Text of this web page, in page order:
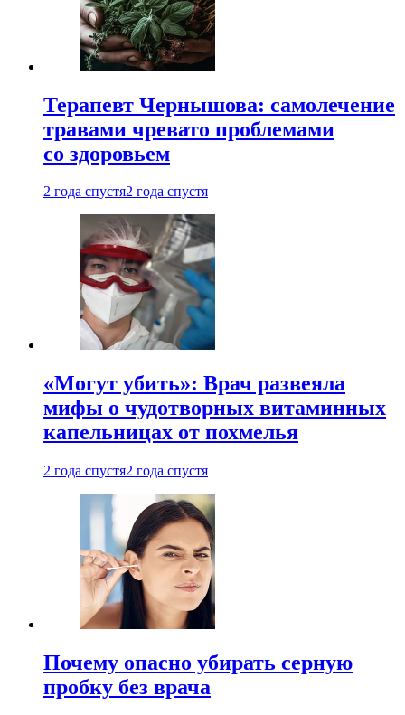
Терапевт Чернышова: самолечение
травами чревато проблемами
со здоровьем
2 года спустя2 года спустя
«Могут убить»: Врач развеяла
мифы о чудотворных витаминных
капельницах от похмелья
2 года спустя2 года спустя
Почему опасно убирать серную
пробку без врача